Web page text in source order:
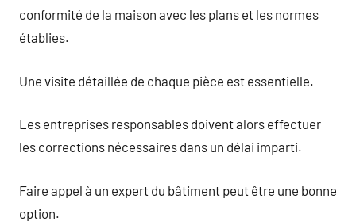
conformité de la maison avec les plans et les normes
établies.
Une visite détaillée de chaque pièce est essentielle.
Les entreprises responsables doivent alors effectuer
les corrections nécessaires dans un délai imparti.
Faire appel à un expert du bâtiment peut être une bonne
option.